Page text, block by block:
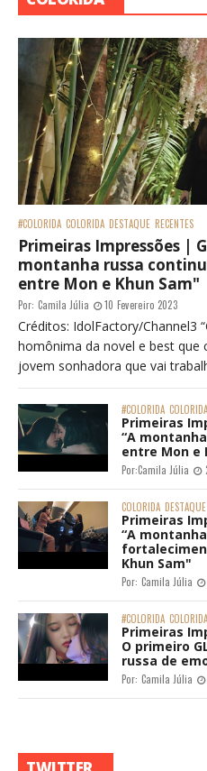
#COLORIDA COLORIDA DESTAQUE RECENTES
Primeiras Impressões |
montanha russa
entre Mon e Khun Sam"
Por: Camila Júlia 10 Fevereiro 2023
Créditos: IdolFactory/Channel3
homônima da novel e best que
jovem sonhadora que vai
#COLORIDA COLORIDA
Primeiras
“A
entre Mon e
Por:Camila Júlia
COLORIDA DESTAQUE
Primeiras
“A
Khun Sam"
Por: Camila Júlia
#COLORIDA COLORIDA
Primeiras
O primeiro
russa de
Por: Camila Júlia